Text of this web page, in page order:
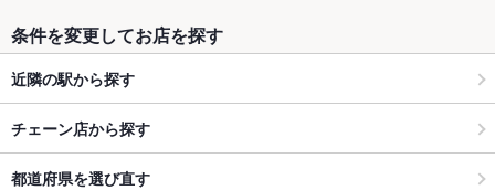
条件を変更してお店を探す
近隣の駅から探す
チェーン店から探す
都道府県を選び直す